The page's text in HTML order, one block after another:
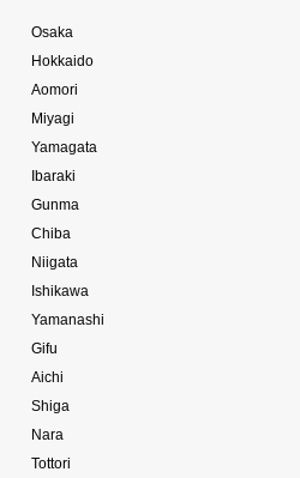
Osaka
Hokkaido
Aomori
Miyagi
Yamagata
Ibaraki
Gunma
Chiba
Niigata
Ishikawa
Yamanashi
Gifu
Aichi
Shiga
Nara
Tottori